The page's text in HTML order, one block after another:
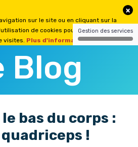
Blog
bas du corps :
!